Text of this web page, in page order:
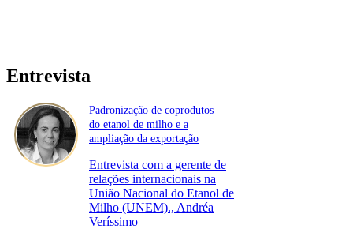
Entrevista
Padronização de coprodutos
do etanol de milho e a
ampliação da exportação
Entrevista com a gerente de
relações internacionais na
União Nacional do Etanol de
Milho (UNEM)., Andréa
Veríssimo